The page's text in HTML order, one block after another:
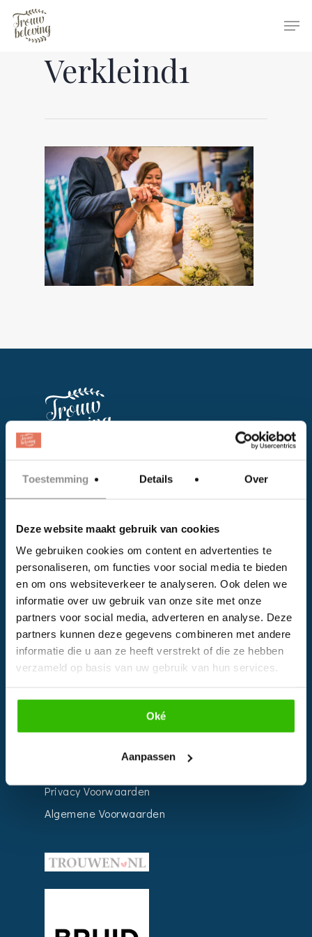
Toestemming Details Over
Deze website maakt gebruik van cookies
We gebruiken cookies om content en advertenties te
personaliseren, om functies voor social media te bieden
en om ons websiteverkeer te analyseren. Ook delen we
informatie over uw gebruik van onze site met onze
partners voor social media, adverteren en analyse. Deze
partners kunnen deze gegevens combineren met andere
informatie die u aan ze heeft verstrekt of die ze hebben
verzameld op basis van uw gebruik van hun services.
Oké
Aanpassen
Hit enter to search or ESC to close
Verkleind1
Facebook
Instagram
EVENTS
Kalender
Bedrijven
Impressie
Weddingplanner
Privacy Voorwaarden
Algemene Voorwaarden